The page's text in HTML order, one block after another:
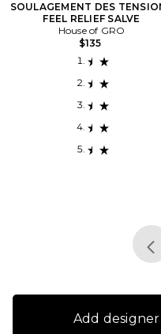
SOULAGEMENT DES
FEEL RELIEF SALVE
House of GRO
$135
Add